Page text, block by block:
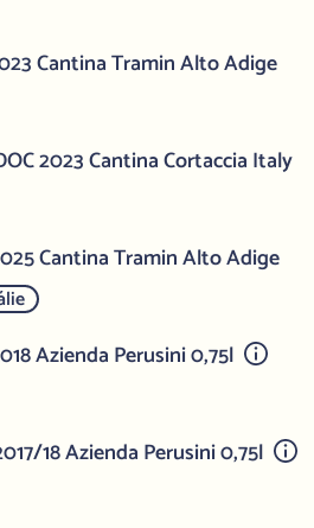
Cantina Tramin Alto Adige
2023 Cantina Cortaccia Italy
Cantina Tramin Alto Adige
Azienda Perusini 0,75l
18 Azienda Perusini 0,75l